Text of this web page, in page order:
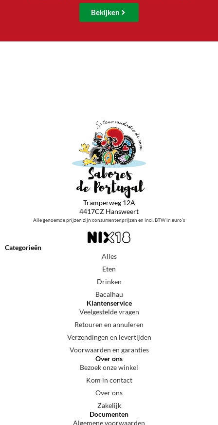
Bekijken
Tramperweg 12A
4417CZ Hansweert
Alle genoemde prijzen zijn consumentenprijzen en incl. BTW in euro’s
Categorieën
Alles
Eten
Drinken
Bacalhau
Klantenservice
Veelgestelde vragen
Retouren en annuleren
Verzendingen en levertijden
Voorwaarden en garanties
Over ons
Bezoek onze winkel
Kom in contact
Over ons
Zakelijk
Documenten
Algemene voorwaarden